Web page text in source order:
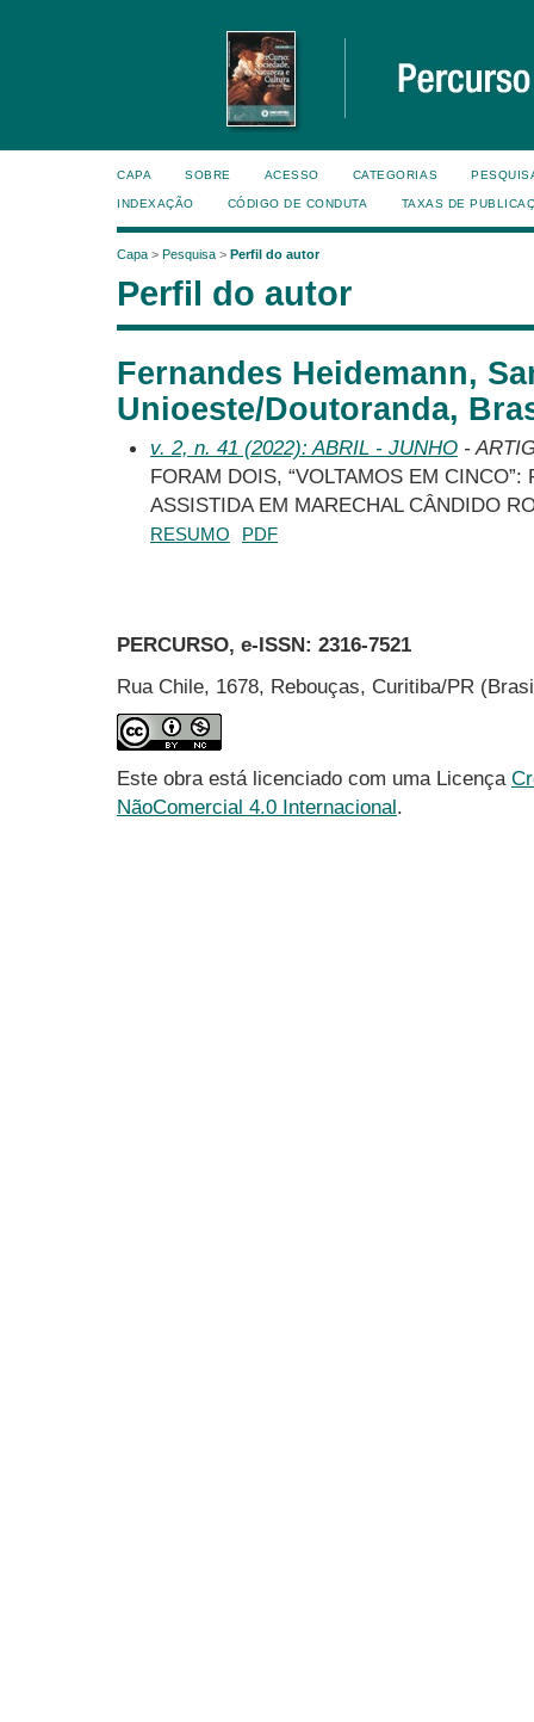
CAPA SOBRE ACESSO CATEGORIAS
INDEXAÇÃO CÓDIGO DE CONDUTA TAXAS DE
Capa > Pesquisa > Perfil do autor
Perfil do autor
Fernandes Heidemann,
Unioeste/Doutoranda,
v. 2, n. 41 (2022): ABRIL - JUNHO -
FORAM DOIS, “VOLTAMOS EM
ASSISTIDA EM MARECHAL CÂNDIDO
RESUMO PDF
PERCURSO, e-ISSN: 2316-7521
Rua Chile, 1678, Rebouças, Curitiba/PR
Este obra está licenciado com uma Licença
NãoComercial 4.0 Internacional.